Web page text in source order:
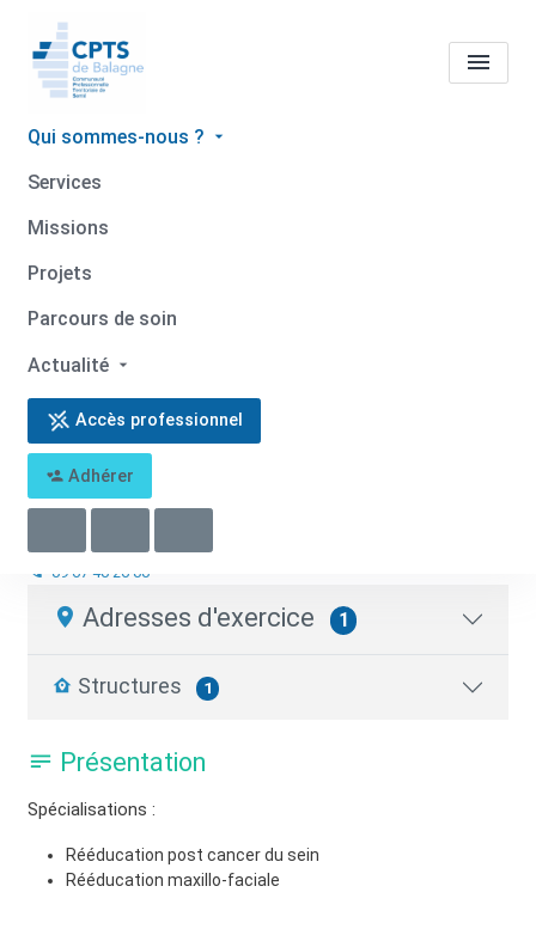
Qui sommes-nous ?
Services
Missions
Projets
Parcours de soin
Actualité
Accès professionnel
Adhérer
Tous les professionnels de
santé
Retour
Camille ARFEUIL
Masseur-Kinésithérapeute
09 67 40 26 00
Adresses d'exercice 1
Structures 1
Présentation
Spécialisations :
Rééducation post cancer du sein
Rééducation maxillo-faciale